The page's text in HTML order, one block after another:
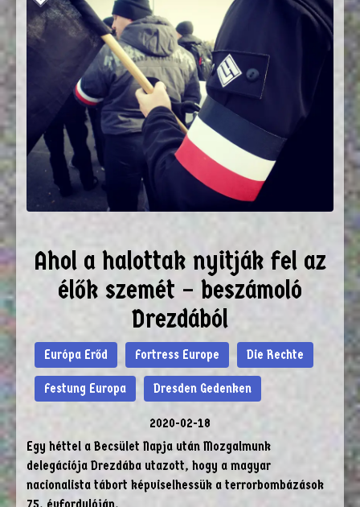
Ahol a halottak nyitják fel az
élők szemét – beszámoló
Drezdából
Európa Erőd Fortress Europe Die Rechte
Festung Europa Dresden Gedenken
2020-02-18
Egy héttel a Becsület Napja után Mozgalmunk
delegációja Drezdába utazott, hogy a magyar
nacionalista tábort képviselhessük a terrorbombázások